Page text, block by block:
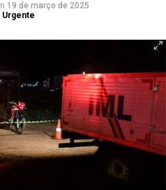
19 de março de 2025
Urgente